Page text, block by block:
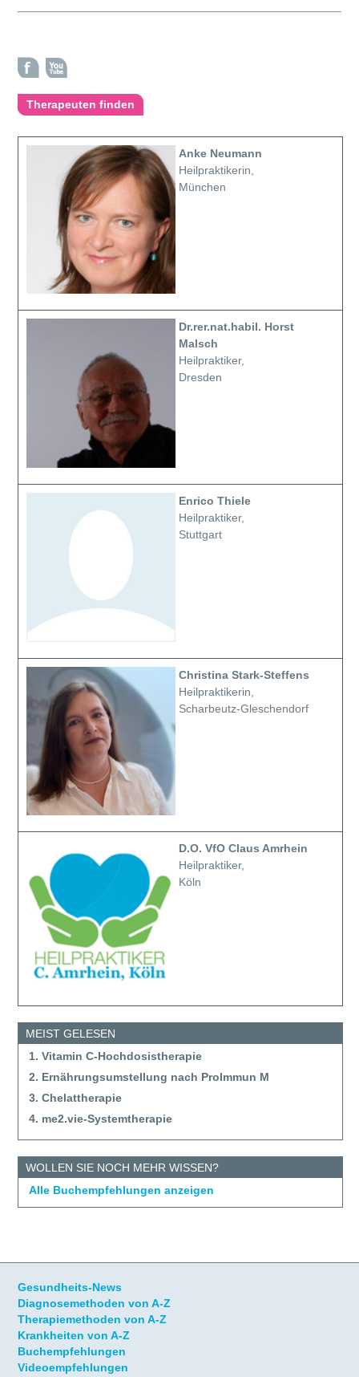
Therapeuten finden
Anke Neumann
Heilpraktikerin,
München
Dr.rer.nat.habil. Horst
Malsch
Heilpraktiker,
Dresden
Enrico Thiele
Heilpraktiker,
Stuttgart
Christina Stark-Steffens
Heilpraktikerin,
Scharbeutz-Gleschendorf
D.O. VfO Claus Amrhein
Heilpraktiker,
Köln
MEIST GELESEN
1. Vitamin C-Hochdosistherapie
2. Ernährungsumstellung nach ProImmun M
3. Chelattherapie
4. me2.vie-Systemtherapie
WOLLEN SIE NOCH MEHR WISSEN?
Alle Buchempfehlungen anzeigen
Gesundheits-News
Diagnosemethoden von A-Z
Therapiemethoden von A-Z
Krankheiten von A-Z
Buchempfehlungen
Videoempfehlungen